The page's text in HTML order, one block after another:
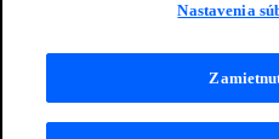
© 2025 OPENLANE.
Nastavenia